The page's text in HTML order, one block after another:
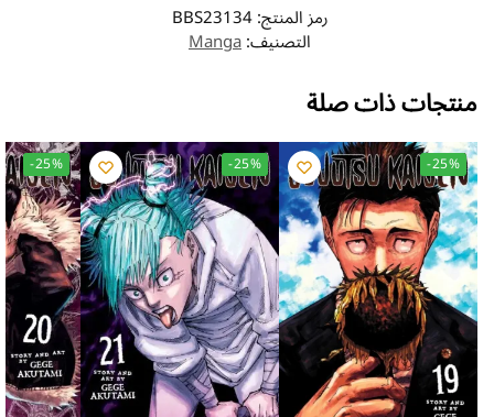
رمز المنتج:BBS23134
التصنيف:Manga
منتجات ذات صلة
-25%
-25%
-25%